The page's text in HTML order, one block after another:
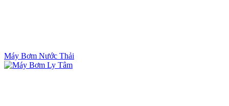
Máy Bơm Nước Thải